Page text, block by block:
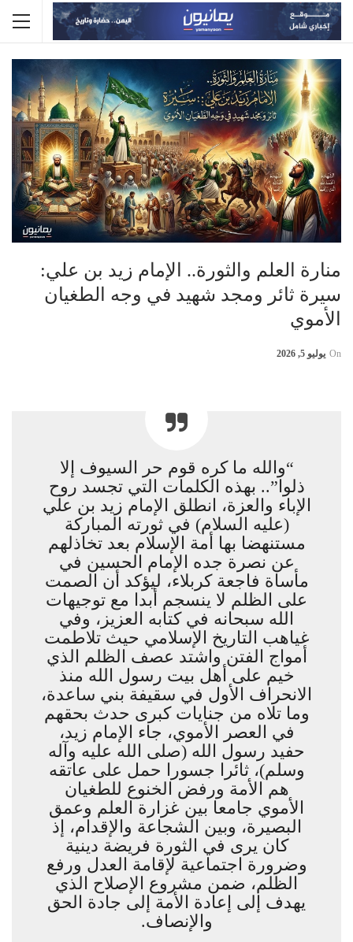
منارة العلم والثورة.. الإمام زيد بن علي:
سيرة ثائر ومجد شهيد في وجه الطغيان
الأموي
On يوليو 5, 2026
“والله ما كره قوم حر السيوف إلا
ذلوا”.. بهذه الكلمات التي تجسد روح
الإباء والعزة، انطلق الإمام زيد بن علي
(عليه السلام) في ثورته المباركة
مستنهضا بها أمة الإسلام بعد تخاذلهم
عن نصرة جده الإمام الحسين في
مأساة فاجعة كربلاء، ليؤكد أن الصمت
على الظلم لا ينسجم أبدا مع توجيهات
الله سبحانه في كتابه العزيز، وفي
غياهب التاريخ الإسلامي حيث تلاطمت
أمواج الفتن واشتد عصف الظلم الذي
خيم على أهل بيت رسول الله منذ
الانحراف الأول في سقيفة بني ساعدة،
وما تلاه من جنايات كبرى حدث بحقهم
في العصر الأموي، جاء الإمام زيد،
حفيد رسول الله (صلى الله عليه وآله
وسلم)، ثائرا جسورا حمل على عاتقه
هم الأمة ورفض الخنوع للطغيان
الأموي جامعا بين غزارة العلم وعمق
البصيرة، وبين الشجاعة والإقدام، إذ
كان يرى في الثورة فريضة دينية
وضرورة اجتماعية لإقامة العدل ورفع
الظلم، ضمن مشروع الإصلاح الذي
يهدف إلى إعادة الأمة إلى جادة الحق
والإنصاف.